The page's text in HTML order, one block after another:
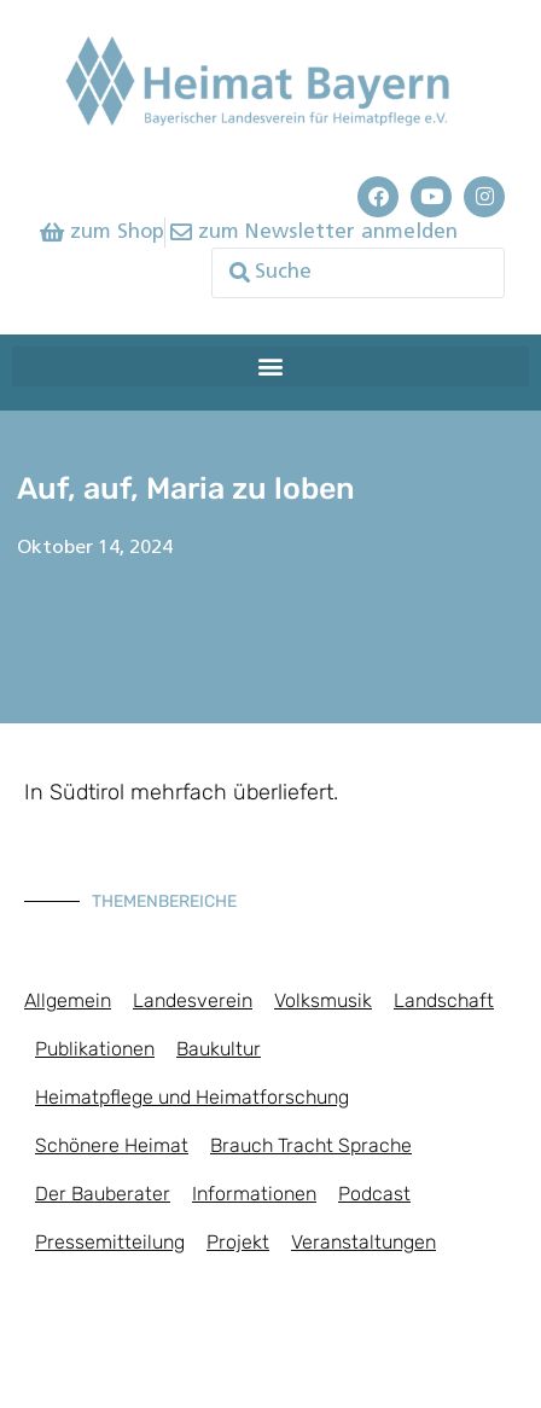
zum Shop zum Newsletter anmelden
Auf, auf, Maria zu loben
Oktober 14, 2024
In Südtirol mehrfach überliefert.
THEMENBEREICHE
Allgemein Landesverein Volksmusik Landschaft
Publikationen Baukultur
Heimatpflege und Heimatforschung
Schönere Heimat Brauch Tracht Sprache
Der Bauberater Informationen Podcast
Pressemitteilung Projekt Veranstaltungen